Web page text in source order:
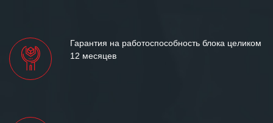
Гарантия на работоспособность блока целиком
12 месяцев